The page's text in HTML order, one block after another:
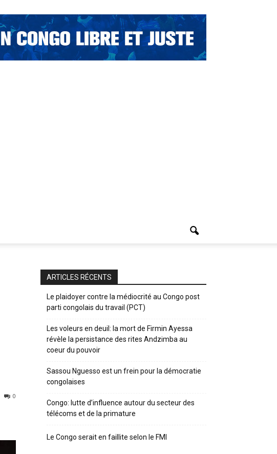
0
ARTICLES RÉCENTS
Le plaidoyer contre la médiocrité au Congo post
parti congolais du travail (PCT)
Les voleurs en deuil: la mort de Firmin Ayessa
révèle la persistance des rites Andzimba au
coeur du pouvoir
Sassou Nguesso est un frein pour la démocratie
congolaises
Congo: lutte d’influence autour du secteur des
télécoms et de la primature
Le Congo serait en faillite selon le FMI